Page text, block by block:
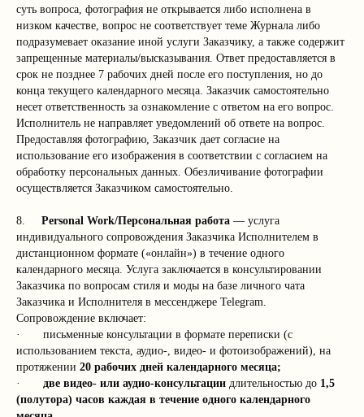
суть вопроса, фотография не открывается либо исполнена в
низком качестве, вопрос не соответствует теме Журнала либо
подразумевает оказание иной услуги Заказчику, а также содержит
запрещенные материалы/высказывания. Ответ предоставляется в
срок не позднее 7 рабочих дней после его поступления, но до
конца текущего календарного месяца. Заказчик самостоятельно
несет ответственность за ознакомление с ответом на его вопрос.
Исполнитель не направляет уведомлений об ответе на вопрос.
Предоставляя фотографию, Заказчик дает согласие на
использование его изображения в соответствии с согласием на
обработку персональных данных. Обезличивание фотографии
осуществляется Заказчиком самостоятельно.
8. Personal Work/Персональная работа — услуга
индивидуального сопровождения Заказчика Исполнителем в
дистанционном формате («онлайн») в течение одного
календарного месяца. Услуга заключается в консультировании
Заказчика по вопросам стиля и моды на базе личного чата
Заказчика и Исполнителя в мессенджере Telegram.
Сопровождение включает:
· письменные консультации в формате переписки (с
использованием текста, аудио-, видео- и фотоизображений), на
протяжении 20 рабочих дней календарного месяца;
· две видео- или аудио-консультации длительностью до 1,5
(полутора) часов каждая в течение одного календарного